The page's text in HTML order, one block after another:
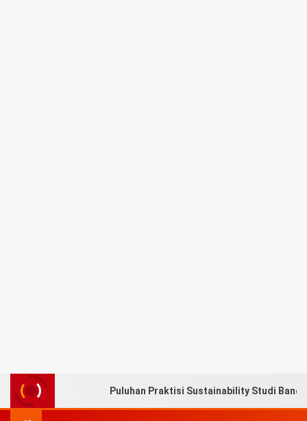
Puluhan Praktisi Sustainability Studi